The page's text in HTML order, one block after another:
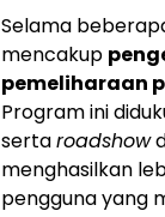
Selama
mencakup
pemeliharaan
Program ini
sertaroadshow
menghasilkan
pengguna yang